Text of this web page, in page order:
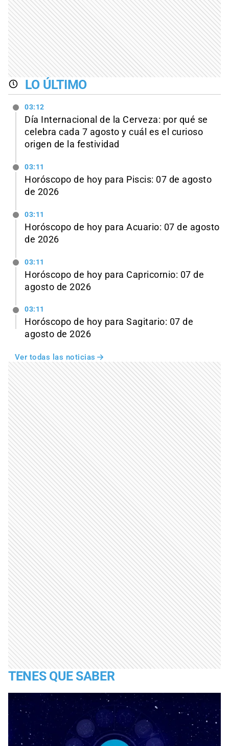
LO ÚLTIMO
03:12
Día Internacional de la Cerveza: por qué se
celebra cada 7 agosto y cuál es el curioso
origen de la festividad
03:11
Horóscopo de hoy para Piscis: 07 de agosto
de 2026
03:11
Horóscopo de hoy para Acuario: 07 de agosto
de 2026
03:11
Horóscopo de hoy para Capricornio: 07 de
agosto de 2026
03:11
Horóscopo de hoy para Sagitario: 07 de
agosto de 2026
Ver todas las noticias
TENES QUE SABER